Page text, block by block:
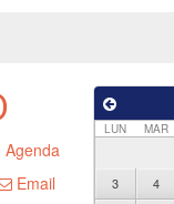
Agenda
Email
LUN MAR
3
4